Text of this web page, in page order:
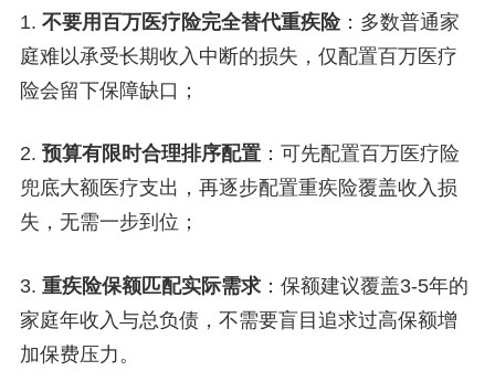
1. 不要用百万医疗险完全替代重疾险：多数普通家
庭难以承受长期收入中断的损失，仅配置百万医疗
险会留下保障缺口；
2. 预算有限时合理排序配置：可先配置百万医疗险
兜底大额医疗支出，再逐步配置重疾险覆盖收入损
失，无需一步到位；
3. 重疾险保额匹配实际需求：保额建议覆盖3-5年的
家庭年收入与总负债，不需要盲目追求过高保额增
加保费压力。